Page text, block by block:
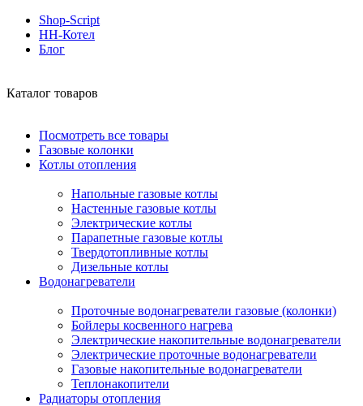
Shop-Script
НН-Котел
Блог
Каталог товаров
Посмотреть все товары
Газовые колонки
Котлы отопления
Напольные газовые котлы
Настенные газовые котлы
Электрические котлы
Парапетные газовые котлы
Твердотопливные котлы
Дизельные котлы
Водонагреватели
Проточные водонагреватели газовые (колонки)
Бойлеры косвенного нагрева
Электрические накопительные водонагреватели
Электрические проточные водонагреватели
Газовые накопительные водонагреватели
Теплонакопители
Радиаторы отопления